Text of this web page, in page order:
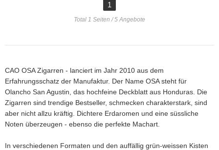
1
Total 1 Seiten / 5 Angebote
CAO OSA Zigarren - lanciert im Jahr 2010 aus dem
Erfahrungsschatz der Manufaktur. Der Name OSA steht für
Olancho San Agustin, das hochfeine Deckblatt aus Honduras. Die
Zigarren sind trendige Bestseller, schmecken charakterstark, sind
aber nicht allzu kräftig. Dichtere Erdaromen und eine süssliche
Noten überzeugen - ebenso die perfekte Machart.
In verschiedenen Formaten und den auffällig grün-weissen Kisten